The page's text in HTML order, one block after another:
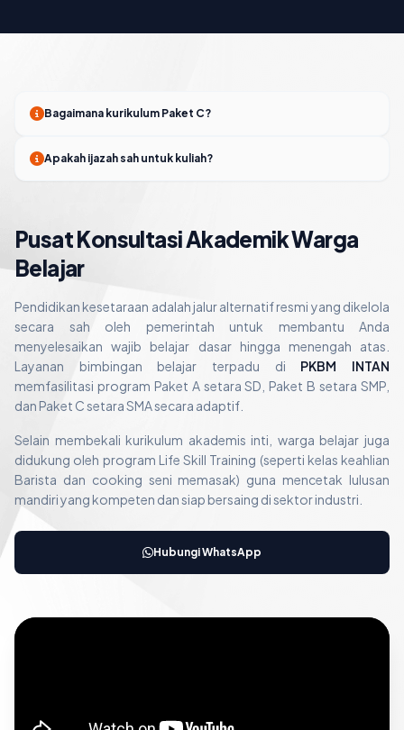
Bagaimana kurikulum Paket C?
Apakah ijazah sah untuk kuliah?
Pusat Konsultasi Akademik Warga
Belajar
Pendidikan kesetaraan adalah jalur alternatif resmi yang dikelola
secara sah oleh pemerintah untuk membantu Anda
menyelesaikan wajib belajar dasar hingga menengah atas.
Layanan bimbingan belajar terpadu di PKBM INTAN
memfasilitasi program Paket A setara SD, Paket B setara SMP,
dan Paket C setara SMA secara adaptif.
Selain membekali kurikulum akademis inti, warga belajar juga
didukung oleh program Life Skill Training (seperti kelas keahlian
Barista dan cooking seni memasak) guna mencetak lulusan
mandiri yang kompeten dan siap bersaing di sektor industri.
Hubungi WhatsApp